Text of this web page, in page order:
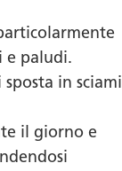
e paludi.
in sciami
il giorno e